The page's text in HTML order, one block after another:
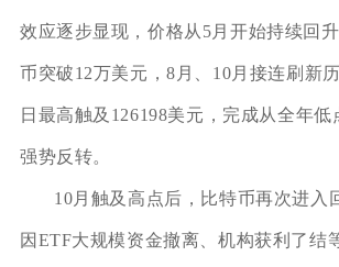
效应逐步显现，价格从5月开始持续回
币突破12万美元，8月、10月接连刷新
日最高触及126198美元，完成从全年低
强势反转。
10月触及高点后，比特币再次进入
因ETF大规模资金撤离、机构获利了结